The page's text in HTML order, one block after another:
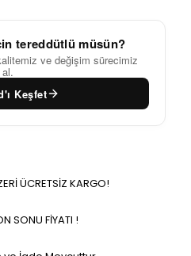
tereddütlü müsün?
ve değişim sürecimiz
Keşfet
ÜCRETSİZ KARGO!
SONU FİYATI !